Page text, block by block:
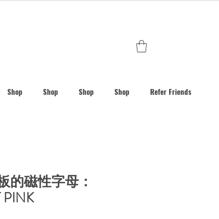
Shop Shop Shop Shop Refer Friends
的磁性字母：
PINK